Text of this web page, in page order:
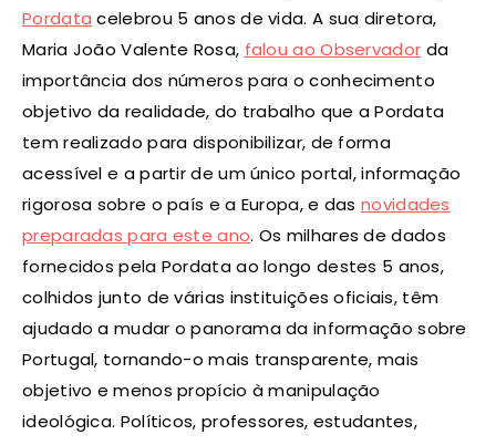
Pordata celebrou 5 anos de vida. A sua diretora,
Maria João Valente Rosa, falou ao Observador da
importância dos números para o conhecimento
objetivo da realidade, do trabalho que a Pordata
tem realizado para disponibilizar, de forma
acessível e a partir de um único portal, informação
rigorosa sobre o país e a Europa, e das novidades
preparadas para este ano. Os milhares de dados
fornecidos pela Pordata ao longo destes 5 anos,
colhidos junto de várias instituições oficiais, têm
ajudado a mudar o panorama da informação sobre
Portugal, tornando-o mais transparente, mais
objetivo e menos propício à manipulação
ideológica. Políticos, professores, estudantes,